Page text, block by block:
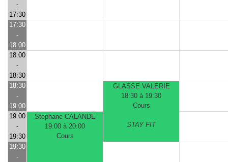
-
17:30
17:30
-
18:00
18:00
-
18:30
18:30
-
19:00
GLASSE VALERIE
18:30 à 19:30
Cours
STAY FIT
19:00
-
19:30
Stephane CALANDE
19:00 à 20:00
Cours
19:30
-